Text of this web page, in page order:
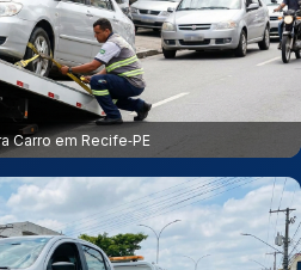
Carro em Recife‑PE